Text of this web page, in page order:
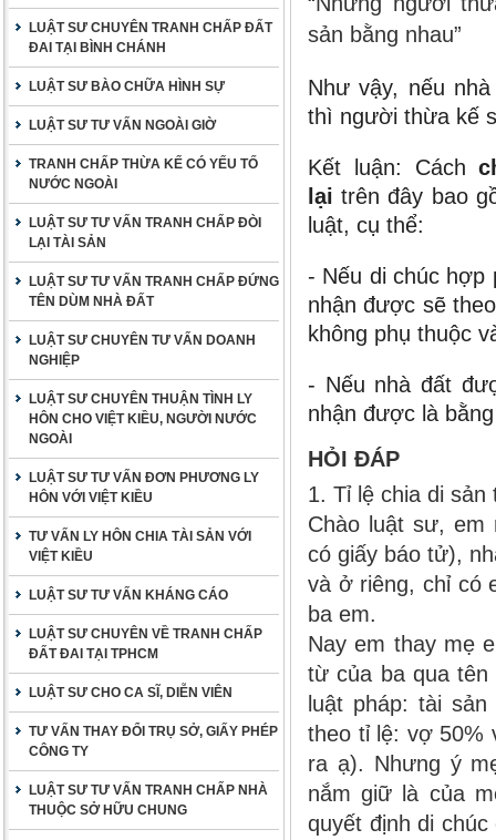
LUẬT SƯ CHUYÊN TRANH CHẤP ĐẤT
ĐAI TẠI BÌNH CHÁNH
LUẬT SƯ BÀO CHỮA HÌNH SỰ
LUẬT SƯ TƯ VẤN NGOÀI GIỜ
TRANH CHẤP THỪA KẾ CÓ YẾU TỐ
NƯỚC NGOÀI
LUẬT SƯ TƯ VẤN TRANH CHẤP ĐÒI
LẠI TÀI SẢN
LUẬT SƯ TƯ VẤN TRANH CHẤP ĐỨNG
TÊN DÙM NHÀ ĐẤT
LUẬT SƯ CHUYÊN TƯ VẤN DOANH
NGHIỆP
LUẬT SƯ CHUYÊN THUẬN TÌNH LY
HÔN CHO VIỆT KIỀU, NGƯỜI NƯỚC
NGOÀI
LUẬT SƯ TƯ VẤN ĐƠN PHƯƠNG LY
HÔN VỚI VIỆT KIỀU
TƯ VẤN LY HÔN CHIA TÀI SẢN VỚI
VIỆT KIỀU
LUẬT SƯ TƯ VẤN KHÁNG CÁO
LUẬT SƯ CHUYÊN VỀ TRANH CHẤP
ĐẤT ĐAI TẠI TPHCM
LUẬT SƯ CHO CA SĨ, DIỄN VIÊN
TƯ VẤN THAY ĐỔI TRỤ SỞ, GIẤY PHÉP
CÔNG TY
LUẬT SƯ TƯ VẤN TRANH CHẤP NHÀ
THUỘC SỞ HỮU CHUNG
sản bằng nhau”
Như vậy, nếu
thì người thừa kế
Kết luận: Cách
lại trên đây bao
luật, cụ thể:
- Nếu di chúc hợp
nhận được sẽ
không phụ thuộc
- Nếu nhà đất
nhận được là
HỎI ĐÁP
1. Tỉ lệ chia di
Chào luật sư, em
có giấy báo tử),
và ở riêng, chỉ có
ba em.
Nay em thay mẹ
từ của ba qua
luật pháp: tài
theo tỉ lệ: vợ 50%
ra ạ). Nhưng ý
nắm giữ là của
quyết định di